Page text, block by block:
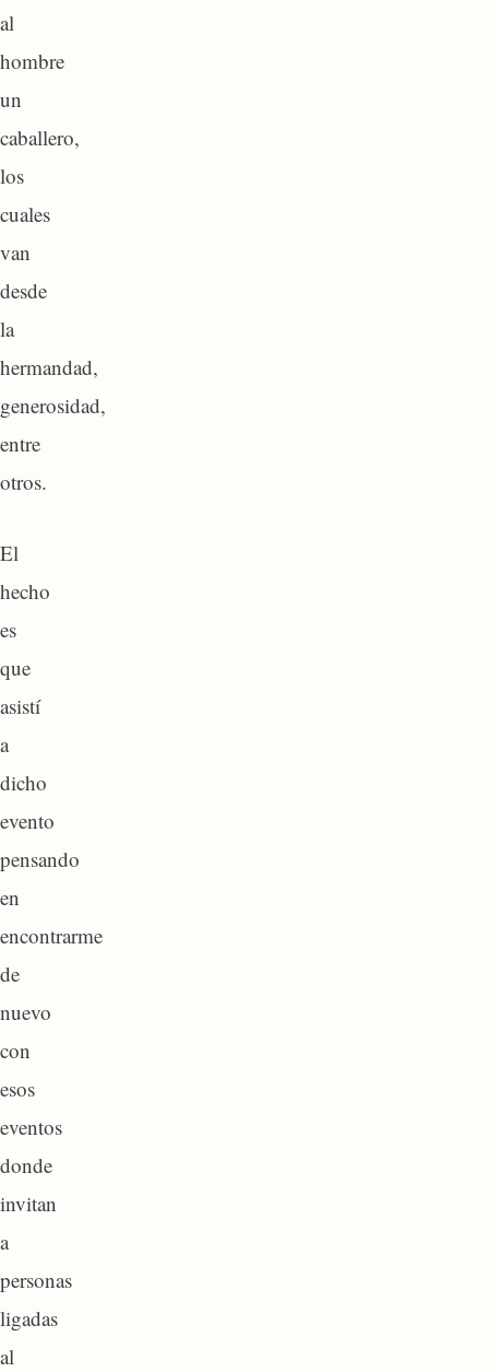
al
hombre
un
caballero,
los
cuales
van
desde
la
hermandad,
generosidad,
entre
otros.
El
hecho
es
que
asistí
a
dicho
evento
pensando
en
encontrarme
de
nuevo
con
esos
eventos
donde
invitan
a
personas
ligadas
al